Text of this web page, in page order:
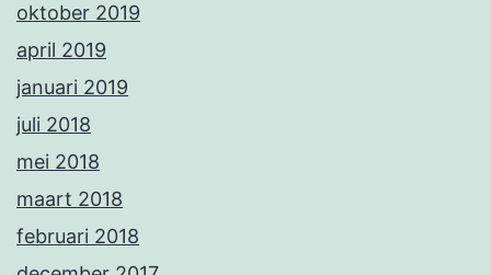
oktober 2019
april 2019
januari 2019
juli 2018
mei 2018
maart 2018
februari 2018